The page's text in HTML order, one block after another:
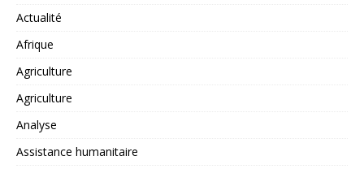
Actualité
Afrique
Agriculture
Agriculture
Analyse
Assistance humanitaire